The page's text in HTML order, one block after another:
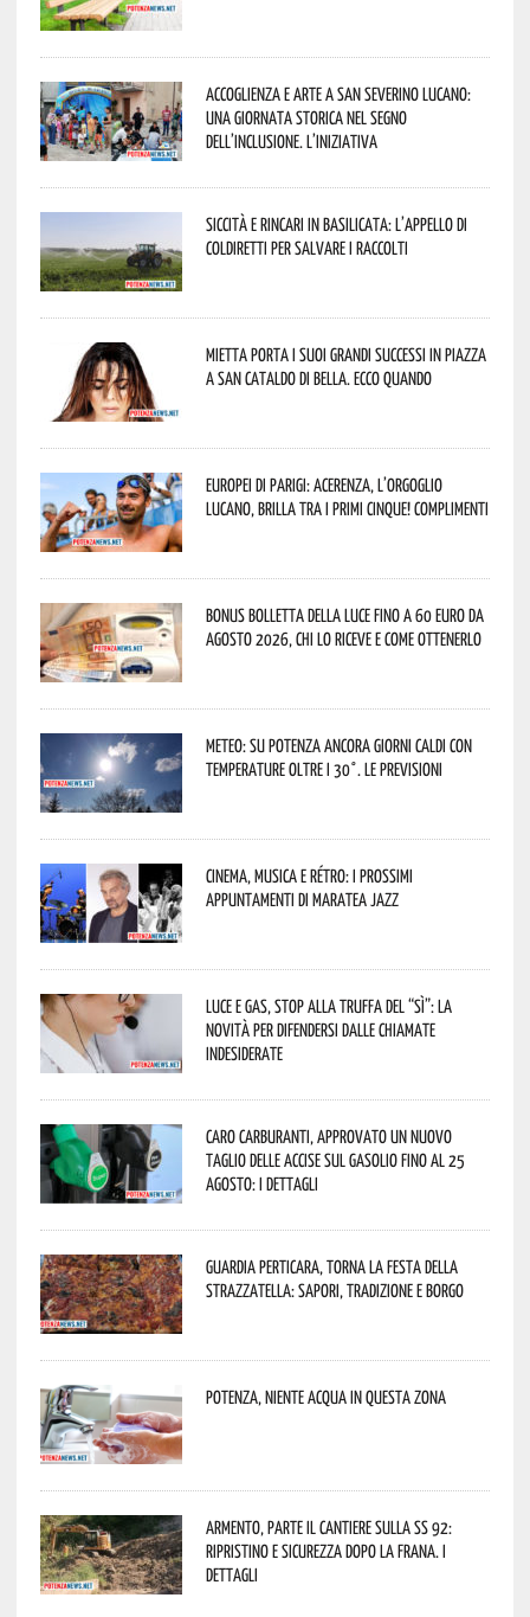
Accoglienza e arte a San Severino Lucano:
una giornata storica nel segno
dell’inclusione. L’iniziativa
Siccità e rincari in Basilicata: l’appello di
Coldiretti per salvare i raccolti
Mietta porta i suoi grandi successi in piazza
a San Cataldo di Bella. Ecco quando
Europei di Parigi: Acerenza, l’orgoglio
lucano, brilla tra i primi cinque! Complimenti
Bonus bolletta della luce fino a 60 euro da
agosto 2026, chi lo riceve e come ottenerlo
Meteo: su Potenza ancora giorni caldi con
temperature oltre i 30°. Le previsioni
Cinema, musica e rétro: i prossimi
appuntamenti di Maratea Jazz
Luce e gas, stop alla truffa del “Sì”: la
novità per difendersi dalle chiamate
indesiderate
Caro carburanti, approvato un nuovo
taglio delle accise sul gasolio fino al 25
agosto: i dettagli
Guardia Perticara, torna la Festa della
Strazzatella: sapori, tradizione e borgo
Potenza, niente acqua in questa zona
Armento, parte il cantiere sulla SS 92:
ripristino e sicurezza dopo la frana. I
dettagli